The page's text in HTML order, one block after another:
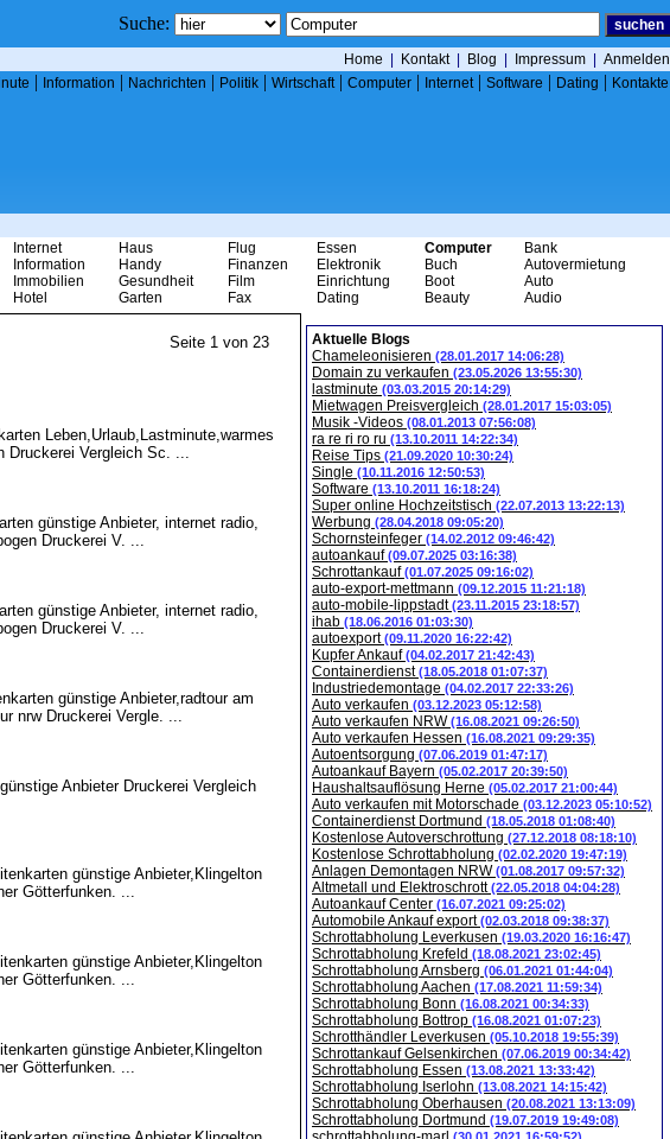
Suche:
Home Kontakt| Blog Impressum
Anmelden
| Information | Nachrichten | Politik | Wirtschaft| Computer | Internet| Software | Dating | Kontakte
Internet
Information
Immobilien
Hotel
Haus
Handy
Gesundheit
Garten
Flug
Finanzen
Film
Fax
Essen
Elektronik
Einrichtung
Dating
Computer
Buch
Boot
Beauty
Bank
Autovermietung
Auto
Audio
Seite 1 von 23
Leben,Urlaub,Lastminute,warmes
Druckerei Vergleich Sc. ...
günstige Anbieter, internet radio,
Druckerei V. ...
günstige Anbieter, internet radio,
Druckerei V. ...
günstige Anbieter,radtour am
nrw Druckerei Vergle. ...
Anbieter Druckerei Vergleich
günstige Anbieter,Klingelton
Götterfunken. ...
günstige Anbieter,Klingelton
Götterfunken. ...
günstige Anbieter,Klingelton
Götterfunken. ...
Aktuelle Blogs
Chameleonisieren (28.01.2017 14:06:28)
Domain zu verkaufen (23.05.2026 13:55:30)
lastminute (03.03.2015 20:14:29)
Mietwagen Preisvergleich (28.01.2017 15:03:05)
Musik -Videos (08.01.2013 07:56:08)
ra re ri ro ru (13.10.2011 14:22:34)
Reise Tips (21.09.2020 10:30:24)
Single (10.11.2016 12:50:53)
Software (13.10.2011 16:18:24)
Super online Hochzeitstisch (22.07.2013 13:22:13)
Werbung (28.04.2018 09:05:20)
Schornsteinfeger (14.02.2012 09:46:42)
autoankauf(09.07.2025 03:16:38)
Schrottankauf(01.07.2025 09:16:02)
auto-export-mettmann (09.12.2015 11:21:18)
auto-mobile-lippstadt(23.11.2015 23:18:57)
ihab (18.06.2016 01:03:30)
autoexport(09.11.2020 16:22:42)
Kupfer Ankauf(04.02.2017 21:42:43)
Containerdienst(18.05.2018 01:07:37)
Industriedemontage (04.02.2017 22:33:26)
Auto verkaufen (03.12.2023 05:12:58)
Auto verkaufen NRW(16.08.2021 09:26:50)
Auto verkaufen Hessen (16.08.2021 09:29:35)
Autoentsorgung (07.06.2019 01:47:17)
Autoankauf Bayern (05.02.2017 20:39:50)
Haushaltsauflösung Herne (05.02.2017 21:00:44)
Auto verkaufen mit Motorschade (03.12.2023 05:10:52)
Containerdienst Dortmund (18.05.2018 01:08:40)
Kostenlose Autoverschrottung (27.12.2018 08:18:10)
Kostenlose Schrottabholung (02.02.2020 19:47:19)
Anlagen Demontagen NRW(01.08.2017 09:57:32)
Altmetall und Elektroschrott(22.05.2018 04:04:28)
Autoankauf Center (16.07.2021 09:25:02)
Automobile Ankauf export(02.03.2018 09:38:37)
Schrottabholung Leverkusen (19.03.2020 16:16:47)
Schrottabholung Krefeld (18.08.2021 23:02:45)
Schrottabholung Arnsberg (06.01.2021 01:44:04)
Schrottabholung Aachen (17.08.2021 11:59:34)
Schrottabholung Bonn (16.08.2021 00:34:33)
Schrottabholung Bottrop (16.08.2021 01:07:23)
Schrotthändler Leverkusen (05.10.2018 19:55:39)
Schrottankauf Gelsenkirchen (07.06.2019 00:34:42)
Schrottabholung Essen (13.08.2021 13:33:42)
Schrottabholung Iserlohn (13.08.2021 14:15:42)
Schrottabholung Oberhausen (20.08.2021 13:13:09)
Schrottabholung Dortmund (19.07.2019 19:49:08)